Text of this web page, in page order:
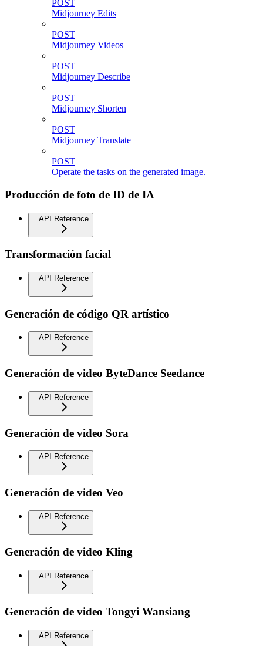
POST
Midjourney Edits
POST
Midjourney Videos
POST
Midjourney Describe
POST
Midjourney Shorten
POST
Midjourney Translate
POST
Operate the tasks on the generated image.
Producción de foto de ID de IA
API Reference
Transformación facial
API Reference
Generación de código QR artístico
API Reference
Generación de video ByteDance Seedance
API Reference
Generación de video Sora
API Reference
Generación de video Veo
API Reference
Generación de video Kling
API Reference
Generación de video Tongyi Wansiang
API Reference